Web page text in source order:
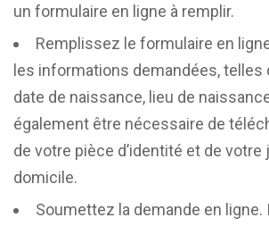
un formulaire en ligne à remplir.
Remplissez le formulaire en
les informations demandées, telles
date de naissance, lieu de
également être nécessaire de
de votre pièce d’identité et de
domicile.
Soumettez la demande en ligne.